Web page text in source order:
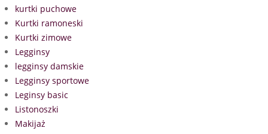
kurtki puchowe
Kurtki ramoneski
Kurtki zimowe
Legginsy
legginsy damskie
Legginsy sportowe
Leginsy basic
Listonoszki
Makijaż